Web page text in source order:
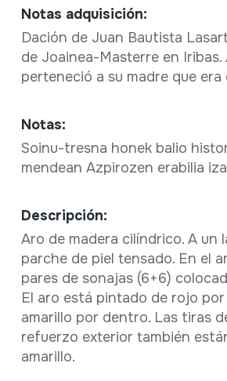
Notas adquisición:
Dación de Juan Bautista
de Joainea-Masterre en Iribas.
perteneció a su madre que era
Notas:
Soinu-tresna honek balio
mendean Azpirozen erabilia
Descripción:
Aro de madera cilíndrico. A un
parche de piel tensado. En el
pares de sonajas (6+6)
El aro está pintado de rojo
amarillo por dentro. Las tiras
refuerzo exterior también
amarillo.